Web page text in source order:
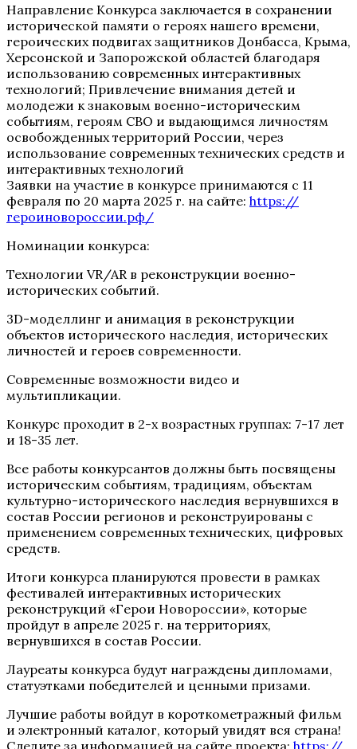
Направление Конкурса заключается в сохранении
исторической памяти о героях нашего времени,
героических подвигах защитников Донбасса, Крыма,
Херсонской и Запорожской областей благодаря
использованию современных интерактивных
технологий; Привлечение внимания детей и
молодежи к знаковым военно-историческим
событиям, героям СВО и выдающимся личностям
освобожденных территорий России, через
использование современных технических средств и
интерактивных технологий
Заявки на участие в конкурсе принимаются с 11
февраля по 20 марта 2025 г. на сайте: https://
героиновороссии.рф/
Номинации конкурса:
Технологии VR/AR в реконструкции военно-
исторических событий.
3D-моделлинг и анимация в реконструкции
объектов исторического наследия, исторических
личностей и героев современности.
Современные возможности видео и
мультипликации.
Конкурс проходит в 2-х возрастных группах: 7-17 лет
и 18-35 лет.
Все работы конкурсантов должны быть посвящены
историческим событиям, традициям, объектам
культурно-исторического наследия вернувшихся в
состав России регионов и реконструированы с
применением современных технических, цифровых
средств.
Итоги конкурса планируются провести в рамках
фестивалей интерактивных исторических
реконструкций «Герои Новороссии», которые
пройдут в апреле 2025 г. на территориях,
вернувшихся в состав России.
Лауреаты конкурса будут награждены дипломами,
статуэтками победителей и ценными призами.
Лучшие работы войдут в короткометражный фильм
и электронный каталог, который увидят вся страна!
Следите за информацией на сайте проекта: https://